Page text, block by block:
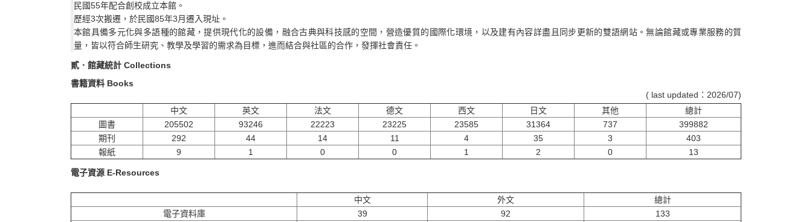
民國55年配合創校成立本館。
歷經3次搬遷，於民國85年3月遷入現址。
本館具備多元化與多語種的館藏，提供現代化的設備，融合古典與科技感的空間，營造優質的國際化環境，以及建有內容詳盡且同步更新的雙語網站。無論館藏或專業服務的質
量，皆以符合師生研究、教學及學習的需求為目標，進而結合與社區的合作，發揮社會責任。
貳．館藏統計 Collections
書籍資料 Books
( last updated：2026/07)
中文
英文 法文 德文 西文 日文 其他
總計
圖書
205502 93246 22223 23225 23585 31364 737
399882
期刊
292 44 14 11 4 35 3
403
報紙
9 1 0 0 1 2 0 13
電子資源 E-Resources
中文 外文
總計
電子資料庫
39 92
133